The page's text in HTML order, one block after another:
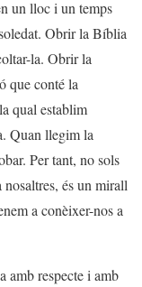
un lloc i un temps
Obrir la Bíblia
la. Obrir la
que conté la
qual establim
Quan llegim la
Per tant, no sols
és un mirall
a conèixer-nos a
amb respecte i amb